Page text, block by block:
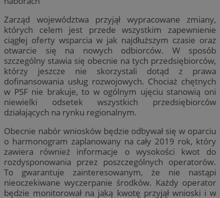
Zarząd województwa przyjął wypracowane zmiany,
których celem jest przede wszystkim zapewnienie
ciągłej oferty wsparcia w jak najdłuższym czasie oraz
otwarcie się na nowych odbiorców. W sposób
szczególny stawia się obecnie na tych przedsiębiorców,
którzy jeszcze nie skorzystali dotąd z prawa
dofinansowania usług rozwojowych. Chociaż chętnych
w PSF nie brakuje, to w ogólnym ujęciu stanowią oni
niewielki odsetek wszystkich przedsiębiorców
działających na rynku regionalnym.
Obecnie nabór wniosków będzie odbywał się w oparciu
o harmonogram zaplanowany na cały 2019 rok, który
zawiera również informacje o wysokości kwot do
rozdysponowania przez poszczególnych operatorów.
To gwarantuje zainteresowanym, że nie nastąpi
nieoczekiwane wyczerpanie środków. Każdy operator
będzie monitorował na jaką kwotę przyjął wnioski i w